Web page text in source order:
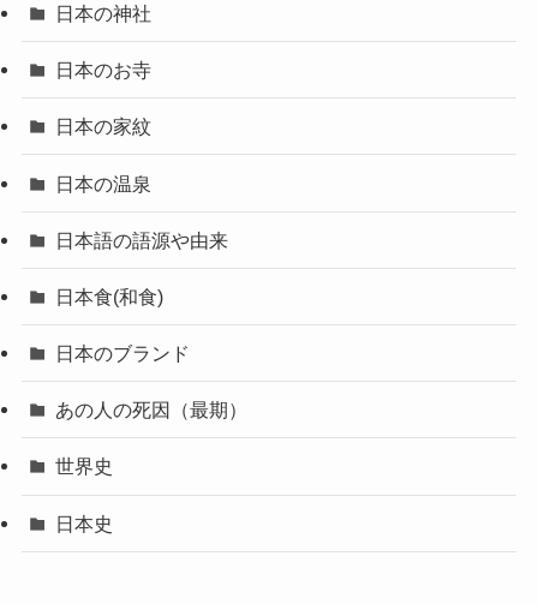
日本の神社
日本のお寺
日本の家紋
日本の温泉
日本語の語源や由来
日本食(和食)
日本のブランド
あの人の死因（最期）
世界史
日本史